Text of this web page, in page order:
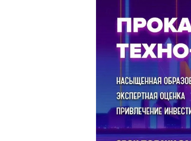
Стандарты оформления работ